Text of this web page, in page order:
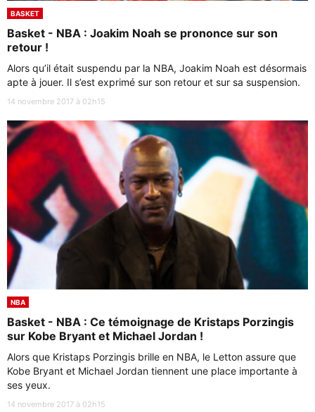
BASKET
Basket - NBA : Joakim Noah se prononce sur son
retour !
Alors qu’il était suspendu par la NBA, Joakim Noah est désormais
apte à jouer. Il s’est exprimé sur son retour et sur sa suspension.
14 novembre 2017 à 02h15
NBA
Basket - NBA : Ce témoignage de Kristaps Porzingis
sur Kobe Bryant et Michael Jordan !
Alors que Kristaps Porzingis brille en NBA, le Letton assure que
Kobe Bryant et Michael Jordan tiennent une place importante à
ses yeux.
14 novembre 2017 à 02h15